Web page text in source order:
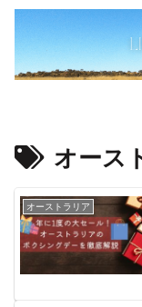
オース
オーストラリア